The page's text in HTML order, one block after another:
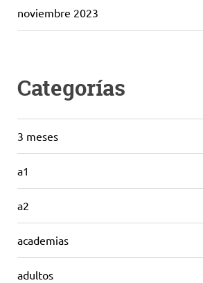
noviembre 2023
Categorías
3 meses
a1
a2
academias
adultos